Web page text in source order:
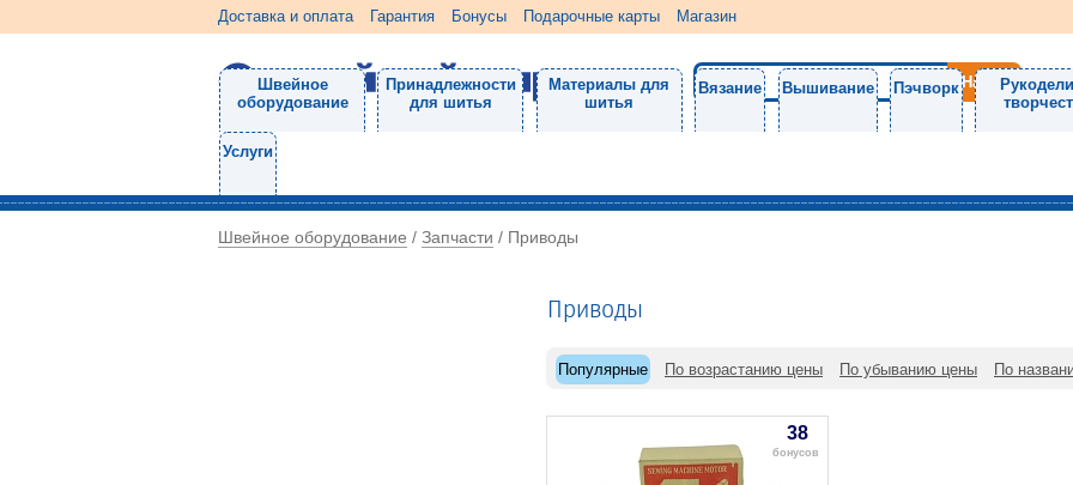
Доставка и оплата Гарантия Бонусы Подарочные карты Магазин
Швейное
оборудование
Принадлежности
для шитья
Материалы для
шитья
Вязание Вышивание Пэчворк
Услуги
Швейное оборудование / Запчасти / Приводы
Приводы
Популярные По возрастанию цены По убыванию цены По
38
бонусов